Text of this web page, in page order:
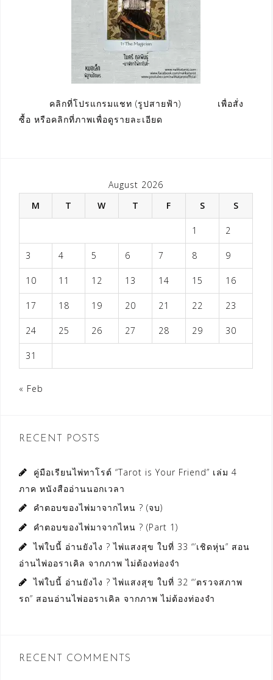
คลิกที่โปรแกรมแชท (รูปสายฟ้า) เพื่อสั่ง
ซื้อ หรือคลิกที่ภาพเพื่อดูรายละเอียด
August 2026
M
T W T F S S
1 2
3 4 5 6 7 8 9
10 11 12 13 14 15 16
17 18 19 20 21 22 23
24 25 26 27 28 29 30
31
« Feb
RECENT POSTS
คู่มือเรียนไพ่ทาโรต์ “Tarot is Your Friend” เล่ม 4
ภาค หนังสืออ่านนอกเวลา
คำตอบของไพ่มาจากไหน ? (จบ)
คำตอบของไพ่มาจากไหน ? (Part 1)
ไพ่ใบนี้ อ่านยังไง ? ไพ่แสงสุข ใบที่ 33 “’เชิดหุ่น” สอน
อ่านไพ่ออราเคิล จากภาพ ไม่ต้องท่องจำ
ไพ่ใบนี้ อ่านยังไง ? ไพ่แสงสุข ใบที่ 32 “’ตรวจสภาพ
รถ” สอนอ่านไพ่ออราเคิล จากภาพ ไม่ต้องท่องจำ
RECENT COMMENTS